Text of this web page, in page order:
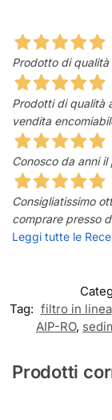
Prodotto di
Prodotti di qualità
vendita
Conosco da anni
Consigliatissimo
comprare presso
Leggi tutte le
Tag: filtro in linea
AIP-RO,
Prodotti